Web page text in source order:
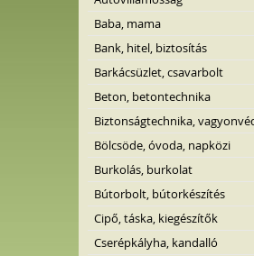
Baba, mama
Bank, hitel, biztosítás
Barkácsüzlet, csavarbolt
Beton, betontechnika
Biztonságtechnika,
Bölcsöde, óvoda, napközi
Burkolás, burkolat
Bútorbolt, bútorkészítés
Cipő, táska, kiegészítők
Cserépkályha, kandalló